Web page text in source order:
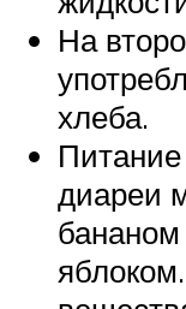
На
хлеба.
диареи